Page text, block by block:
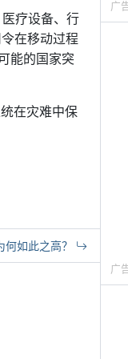
疗设备、行
在移动过程
能的国家突
在灾难中保
如此之高？
广
广